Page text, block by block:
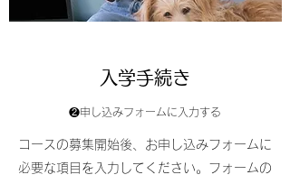
入学手続き
❷申し込みフォームに入力する
コースの募集開始後、お申し込みフォームに
必要な項目を入力してください。フォームの